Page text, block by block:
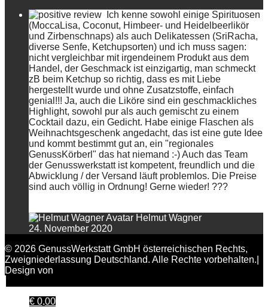
Ich kenne sowohl einige Spirituosen
(MoccaLisa, Coconut, Himbeer- und Heidelbeerlikör
und Zirbenschnaps) als auch Delikatessen (SriRacha,
diverse Senfe, Ketchupsorten) und ich muss sagen:
nicht vergleichbar mit irgendeinem Produkt aus dem
Handel, der Geschmack ist einzigartig, man schmeckt
zB beim Ketchup so richtig, dass es mit Liebe
hergestellt wurde und ohne Zusatzstoffe, einfach
genial!!! Ja, auch die Liköre sind ein geschmackliches
Highlight, sowohl pur als auch gemischt zu einem
Cocktail dazu, ein Gedicht. Habe einige Flaschen als
Weihnachtsgeschenk angedacht, das ist eine gute Idee
und kommt bestimmt gut an, ein "regionales
GenussKörberl" das hat niemand :-) Auch das Team
der Genusswerkstatt ist kompetent, freundlich und die
Abwicklung / der Versand läuft problemlos. Die Preise
sind auch völlig in Ordnung! Gerne wieder! ???
Helmut Wagner
24. November 2020
© 2026 GenussWerkstatt GmbH österreichischen Rechts,
Zweigniederlassung Deutschland. Alle Rechte vorbehalten.|
Design von
€ 0,00